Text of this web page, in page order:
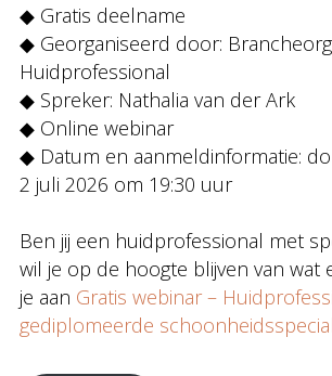
◆ Gratis deelname
◆ Georganiseerd door:
Huidprofessional
◆ Spreker: Nathalia van der Ark
◆ Online webinar
◆ Datum en aanmeldinformatie:
2 juli 2026 om 19:30 uur
Ben jij een huidprofessional met
wil je op de hoogte blijven van wat
je aan Gratis webinar –
gediplomeerde